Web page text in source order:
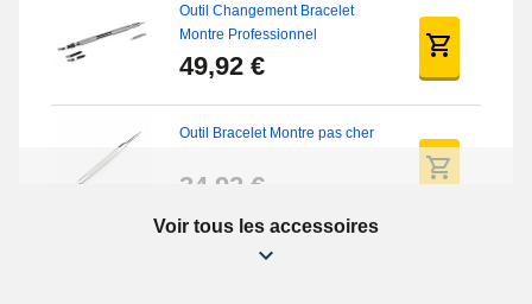
Outil Changement Bracelet
Montre Professionnel
49,92 €
Outil Bracelet Montre pas cher
34,92 €
Kit Réparation Montre Débutant
Voir tous les accessoires